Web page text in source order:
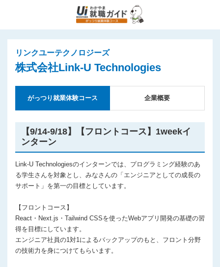
リンクユーテクノロジーズ
株式会社Link-U Technologies
がっつり就業体験コース 企業概要
【9/14-9/18】【フロントコース】1weekイ
ンターン
Link-U Technologiesのインターンでは、プログラミング経験のあ
る学⽣さんを対象とし、みなさんの「エンジニアとしての成⻑の
サポート」を第⼀の⽬標としています。
【フロントコース】
React・Next.js・Tailwind CSSを使ったWebアプリ開発の基礎の習
得を⽬標にしています。
エンジニア社員の1対1によるバックアップのもと、フロント分野
の技術⼒を⾝につけてもらいます。